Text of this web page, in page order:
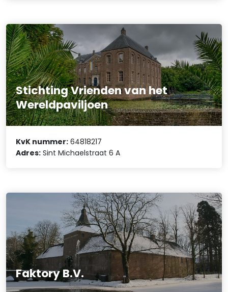
Stichting Vrienden van het
Wereldpaviljoen
KvK nummer: 64818217
Adres: Sint Michaelstraat 6 A
Faktory B.V.